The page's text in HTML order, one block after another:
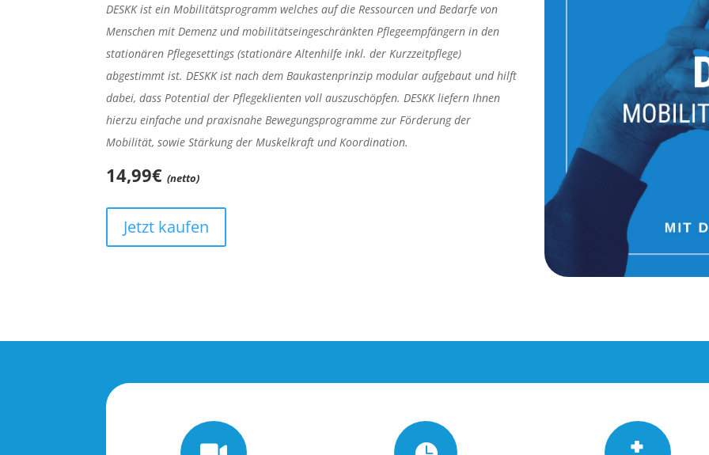
DESKK ist ein Mobilitätsprogramm welches auf die Ressourcen und Bedarfe von
Menschen mit Demenz und mobilitätseingeschränkten Pflegeempfängern in den
stationären Pflegesettings (stationäre Altenhilfe inkl. der Kurzzeitpflege)
abgestimmt ist. DESKK ist nach dem Baukastenprinzip modular aufgebaut und hilft
dabei, dass Potential der Pflegeklienten voll auszuschöpfen. DESKK liefern Ihnen
hierzu einfache und praxisnahe Bewegungsprogramme zur Förderung der
Mobilität, sowie Stärkung der Muskelkraft und Koordination.
14,99€(netto)
Jetzt kaufen